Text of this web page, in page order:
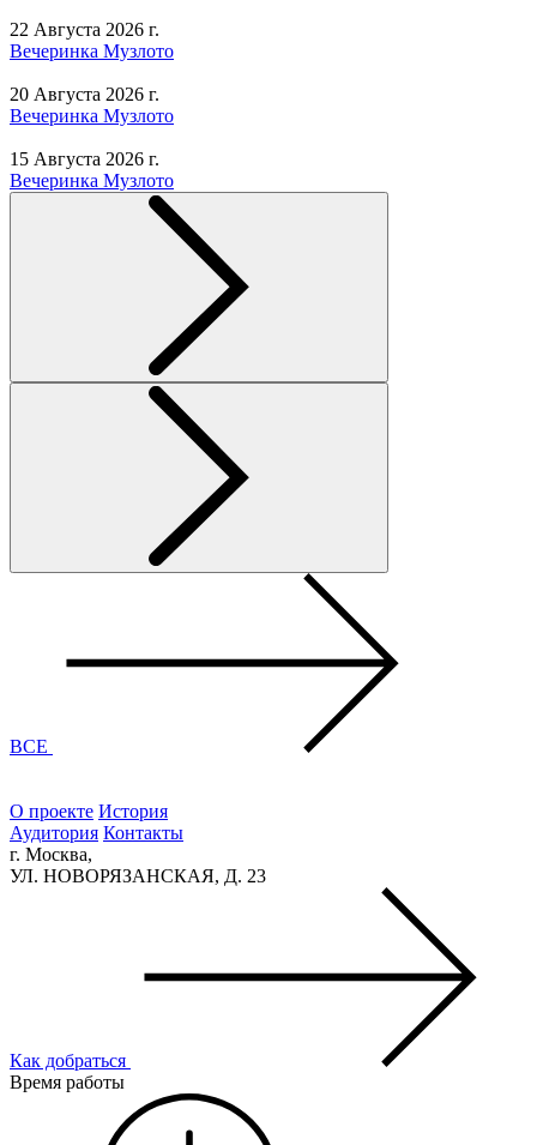
22 Августа 2026 г.
Вечеринка Музлото
20 Августа 2026 г.
Вечеринка Музлото
15 Августа 2026 г.
Вечеринка Музлото
ВСЕ
О проекте История
Аудитория Контакты
г. Москва,
УЛ. НОВОРЯЗАНСКАЯ, Д. 23
Как добраться
Время работы